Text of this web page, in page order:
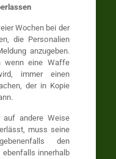
Wochen bei der
die Personalien
anzugeben.
wenn eine Waffe
immer einen
der in Kopie
andere Weise
muss seine
den
ebenfalls innerhalb